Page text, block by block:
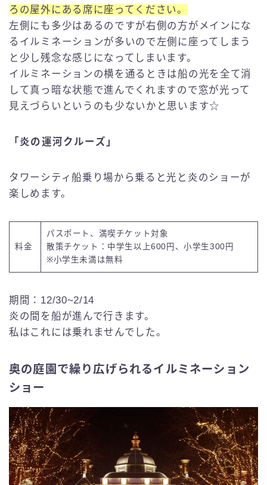
ろの屋外にある席に座ってください。
左側にも多少はあるのですが右側の方がメインにな
るイルミネーションが多いので左側に座ってしまう
と少し残念な感じになってしまいます。
イルミネーションの横を通るときは船の光を全て消
して真っ暗な状態で進んでくれますので窓が光って
見えづらいというのも少ないかと思います☆
「炎の運河クルーズ」
タワーシティ船乗り場から乗ると光と炎のショーが
楽しめます。
料金
パスポート、満喫チケット対象
散策チケット：中学生以上600円、小学生300円
※小学生未満は無料
期間：12/30~2/14
炎の間を船が進んで行きます。
私はこれには乗れませんでした。
奥の庭園で繰り広げられるイルミネーション
ショー